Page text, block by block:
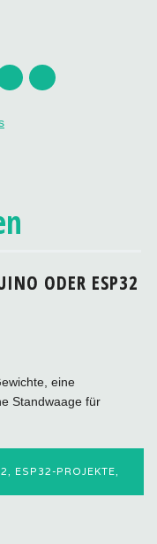
ODER ESP32
eine
Standwaage für
, ESP32-PROJEKTE,